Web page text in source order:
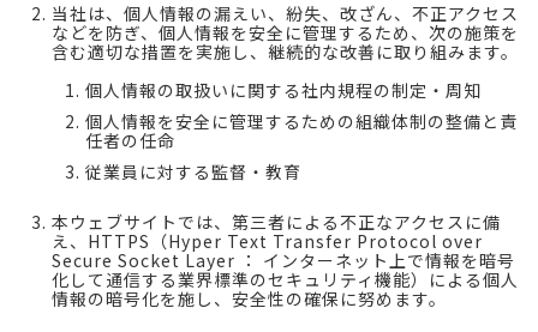
当社は、個人情報の漏えい、紛失、改ざん、不正アクセス
などを防ぎ、個人情報を安全に管理するため、次の施策を
含む適切な措置を実施し、継続的な改善に取り組みます。
個人情報の取扱いに関する社内規程の制定・周知
個人情報を安全に管理するための組織体制の整備と責
任者の任命
従業員に対する監督・教育
本ウェブサイトでは、第三者による不正なアクセスに備
え、HTTPS（Hyper Text Transfer Protocol over
Secure Socket Layer ： インターネット上で情報を暗号
化して通信する業界標準のセキュリティ機能）による個人
情報の暗号化を施し、安全性の確保に努めます。